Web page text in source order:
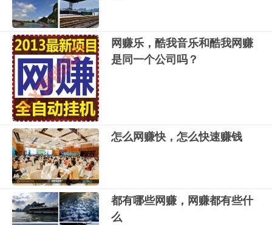
网赚乐，酷我音乐和酷我网赚
是同一个公司吗？
怎么网赚快，怎么快速赚钱
都有哪些网赚，网赚都有些什
么